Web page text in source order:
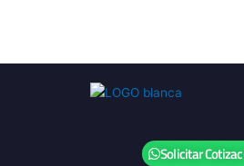
Solicitar